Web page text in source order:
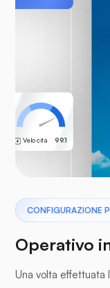
CONFIGURAZIONE
Operativo
Una volta effettuata
Velocità 99.1